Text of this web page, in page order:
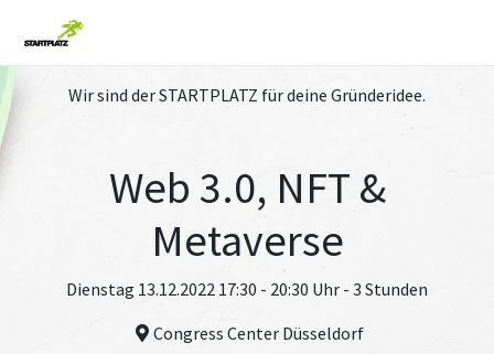
Wir sind der STARTPLATZ für deine Gründeridee.
Web 3.0, NFT &
Metaverse
Dienstag 13.12.2022 17:30 - 20:30 Uhr - 3 Stunden
Congress Center Düsseldorf